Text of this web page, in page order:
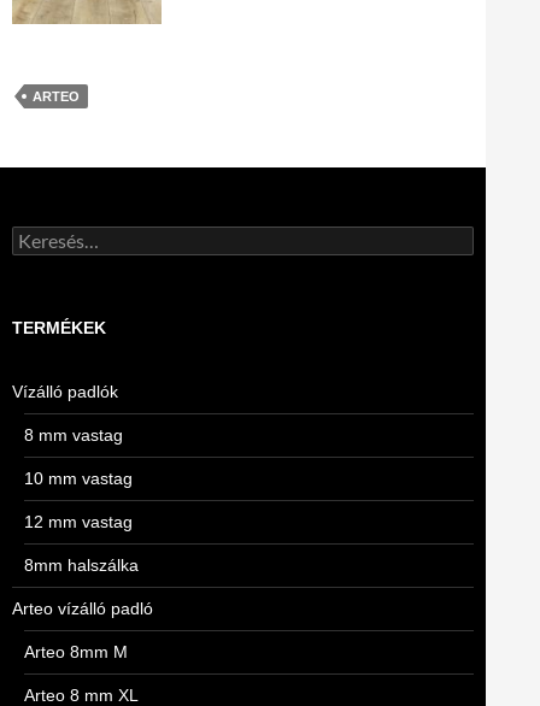
ARTEO
Keresés:
TERMÉKEK
Vízálló padlók
8 mm vastag
10 mm vastag
12 mm vastag
8mm halszálka
Arteo vízálló padló
Arteo 8mm M
Arteo 8 mm XL